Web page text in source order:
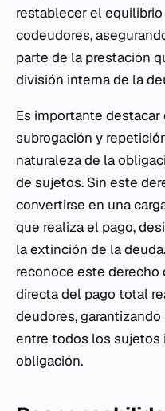
restablecer el
codeudores,
parte de la prestación
división interna de la
Es importante
subrogación y
naturaleza de la
de sujetos. Sin este
convertirse en una
que realiza el pago,
la extinción de la
reconoce este
directa del pago total
deudores,
entre todos los sujetos
obligación.